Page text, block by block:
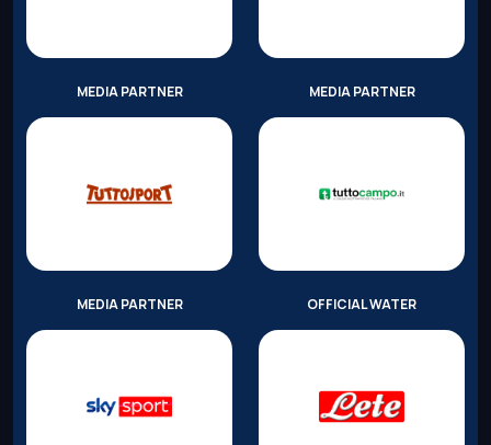
MEDIA PARTNER MEDIA PARTNER
MEDIA PARTNER OFFICIAL WATER